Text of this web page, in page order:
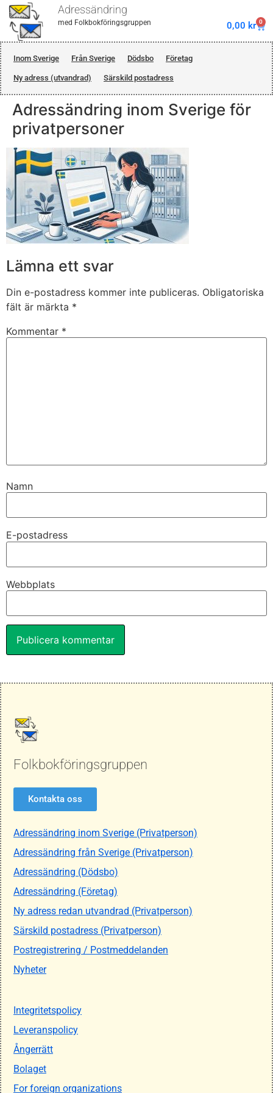
Adressändring
med Folkbokföringsgruppen 0,00 kr 0
Inom Sverige Från Sverige Dödsbo Företag
Ny adress (utvandrad) Särskild postadress
Adressändring inom Sverige för
privatpersoner
Lämna ett svar
Din e-postadress kommer inte publiceras. Obligatoriska
fält är märkta *
Kommentar *
Namn
E-postadress
Webbplats
Folkbokföringsgruppen
Kontakta oss
Adressändring inom Sverige (Privatperson)
Adressändring från Sverige (Privatperson)
Adressändring (Dödsbo)
Adressändring (Företag)
Ny adress redan utvandrad (Privatperson)
Särskild postadress (Privatperson)
Postregistrering / Postmeddelanden
Nyheter
Integritetspolicy
Leveranspolicy
Ångerrätt
Bolaget
For foreign organizations